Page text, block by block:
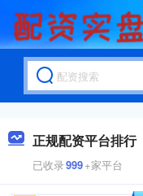
正规配资平台排行
已收录999+家平台